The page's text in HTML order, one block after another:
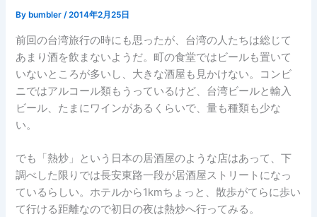
By bumbler/2014年2月25日
前回の台湾旅行の時にも思ったが、台湾の人たちは総じて
あまり酒を飲まないようだ。町の食堂ではビールも置いて
いないところが多いし、大きな酒屋も見かけない。コンビ
ニではアルコール類もうっているけど、台湾ビールと輸入
ビール、たまにワインがあるくらいで、量も種類も少な
い。
でも「熱炒」という日本の居酒屋のような店はあって、下
調べした限りでは長安東路一段が居酒屋ストリートになっ
ているらしい。ホテルから1kmちょっと、散歩がてらに歩い
て行ける距離なので初日の夜は熱炒へ行ってみる。